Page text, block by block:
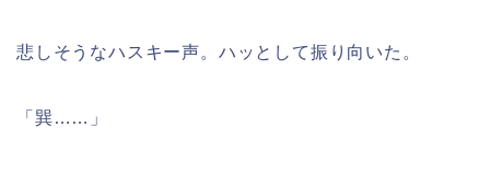
悲しそうなハスキー声。ハッとして振り向いた。
「巽……」